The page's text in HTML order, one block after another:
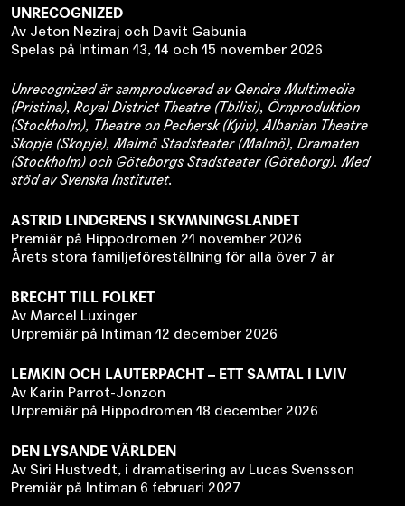
UNRECOGNIZED
Av Jeton Neziraj och Davit Gabunia
Spelas på Intiman 13, 14 och 15 november 2026
Unrecognized är samproducerad av Qendra Multimedia
(Pristina), Royal District Theatre (Tbilisi), Örnproduktion
(Stockholm), Theatre on Pechersk (Kyiv), Albanian Theatre
Skopje (Skopje), Malmö Stadsteater (Malmö), Dramaten
(Stockholm) och Göteborgs Stadsteater (Göteborg). Med
stöd av Svenska Institutet.
ASTRID LINDGRENS I SKYMNINGSLANDET
Premiär på Hippodromen 21 november 2026
Årets stora familjeföreställning för alla över 7 år
BRECHT TILL FOLKET
Av Marcel Luxinger
Urpremiär på Intiman 12 december 2026
LEMKIN OCH LAUTERPACHT – ETT SAMTAL I LVIV
Av Karin Parrot-Jonzon
Urpremiär på Hippodromen 18 december 2026
DEN LYSANDE VÄRLDEN
Av Siri Hustvedt, i dramatisering av Lucas Svensson
Premiär på Intiman 6 februari 2027